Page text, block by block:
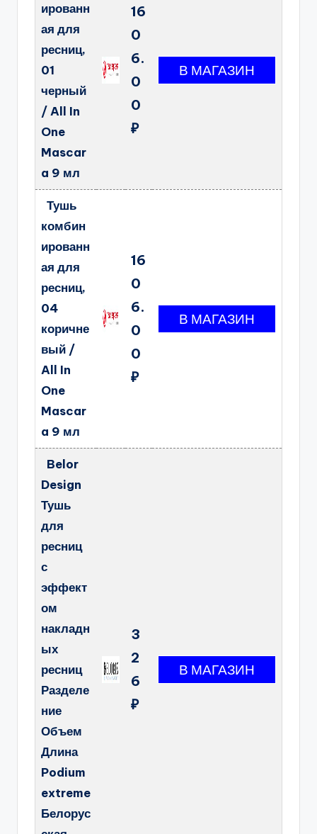
ированн
ая для
ресниц,
01
черный
/ All In
One
Mascar
a 9 мл
16
0
6.
0
0
₽
Тушь
комбин
ированн
ая для
ресниц,
04
коричне
вый /
All In
One
Mascar
a 9 мл
16
0
6.
0
0
₽
Belor
Design
Тушь
для
ресниц
с
эффект
ом
накладн
ых
ресниц
Разделе
ние
Объем
Длина
Podium
extreme
Белорус
3
2
6
₽